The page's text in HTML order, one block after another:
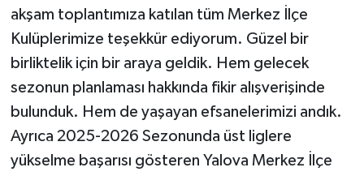
akşam toplantımıza katılan tüm Merkez İlçe
Kulüplerimize teşekkür ediyorum. Güzel bir
birliktelik için bir araya geldik. Hem gelecek
sezonun planlaması hakkında fikir alışverişinde
bulunduk. Hem de yaşayan efsanelerimizi andık.
Ayrıca 2025-2026 Sezonunda üst liglere
yükselme başarısı gösteren Yalova Merkez İlçe